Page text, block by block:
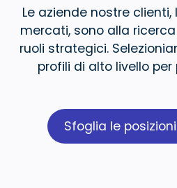
Le aziende nostre
mercati, sono alla ricerca
ruoli strategici.
profili di alto livello per
Sfoglia le